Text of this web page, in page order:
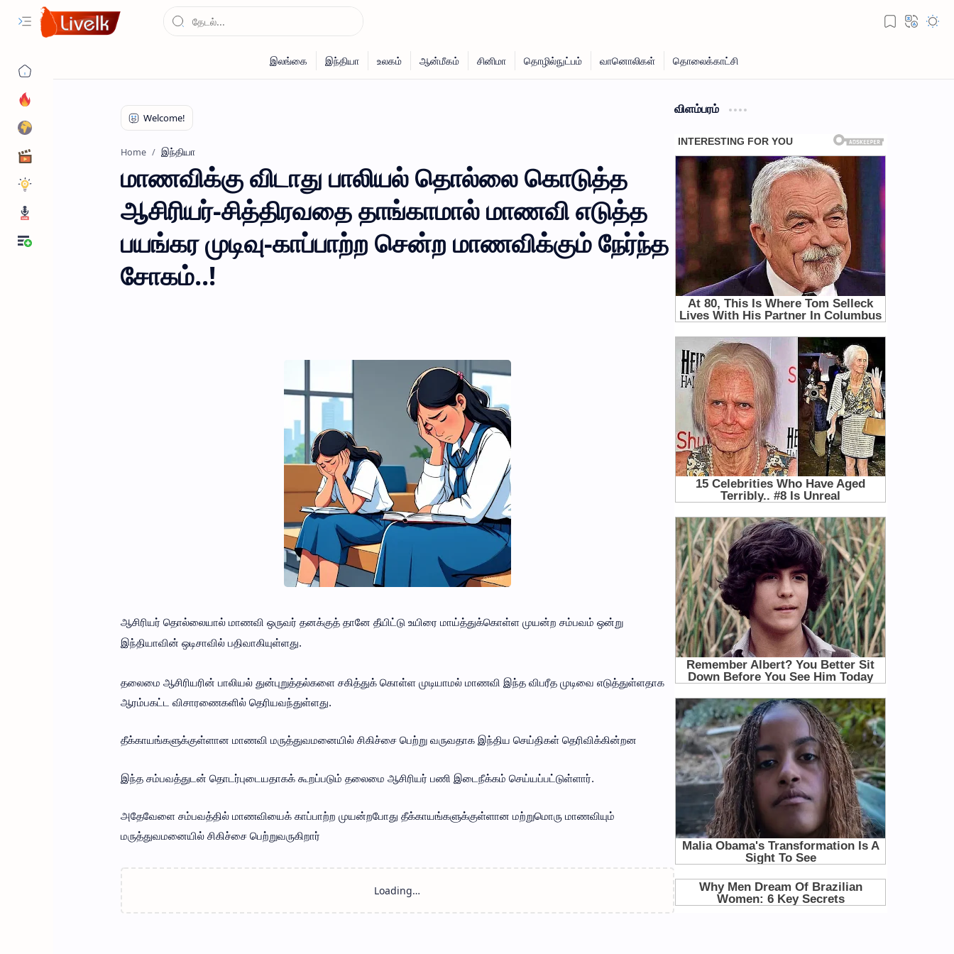
Home இந்தியா
மாணவிக்கு விடாது பாலியல் தொல்லை கொடுத்த
ஆசிரியர்-சித்திரவதை தாங்காமால் மாணவி எடுத்த
பயங்கர முடிவு-காப்பாற்ற சென்ற மாணவிக்கும் நேர்ந்த
சோகம்..!
ஆசிரியர் தொல்லையால் மாணவி ஒருவர் தனக்குத் தானே தீயிட்டு உயிரை மாய்த்துக்கொள்ள முயன்ற சம்பவம் ஒன்று
இந்தியாவின் ஒடிசாவில் பதிவாகியுள்ளது.
தலைமை ஆசிரியரின் பாலியல் துன்புறுத்தல்களை சகித்துக் கொள்ள முடியாமல் மாணவி இந்த விபரீத முடிவை எடுத்துள்ளதாக
ஆரம்பகட்ட விசாரணைகளில் தெரியவந்துள்ளது.
தீக்காயங்களுக்குள்ளான மாணவி மருத்துவமனையில் சிகிச்சை பெற்று வருவதாக இந்திய செய்திகள் தெரிவிக்கின்றன
இந்த சம்பவத்துடன் தொடர்புடையதாகக் கூறப்படும் தலைமை ஆசிரியர் பணி இடைநீக்கம் செய்யப்பட்டுள்ளார்.
அதேவேளை சம்பவத்தில் மாணவியைக் காப்பாற்ற முயன்றபோது தீக்காயங்களுக்குள்ளான மற்றுமொரு மாணவியும்
மருத்துவமனையில் சிகிச்சை பெற்றுவருகிறார்
விளம்பரம்